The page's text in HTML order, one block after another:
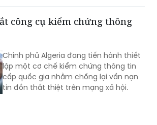
công cụ kiểm chứng thông
Chính phủ Algeria đang tiến hành thiết
lập một cơ chế kiểm chứng thông tin
cấp quốc gia nhằm chống lại vấn nạn
tin đồn thất thiệt trên mạng xã hội.